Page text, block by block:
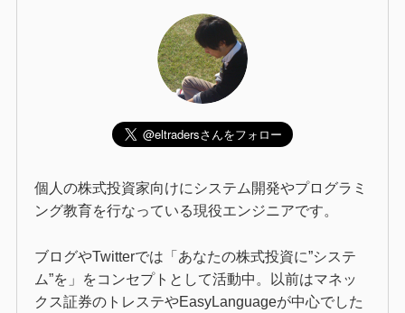
個人の株式投資家向けにシステム開発やプログラミ
ング教育を行なっている現役エンジニアです。
ブログやTwitterでは「あなたの株式投資に”システ
ム”を」をコンセプトとして活動中。以前はマネッ
クス証券のトレステやEasyLanguageが中心でした